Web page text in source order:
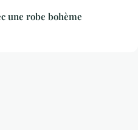
une robe bohème